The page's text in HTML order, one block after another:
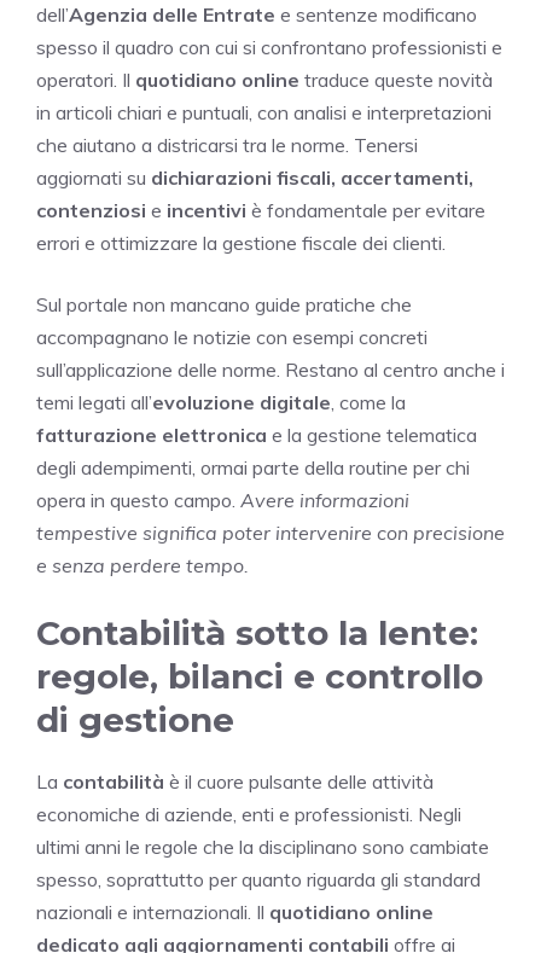
dell’Agenzia delle Entrate e sentenze modificano
spesso il quadro con cui si confrontano professionisti e
operatori. Il quotidiano online traduce queste novità
in articoli chiari e puntuali, con analisi e interpretazioni
che aiutano a districarsi tra le norme. Tenersi
aggiornati su dichiarazioni fiscali, accertamenti,
contenziosi e incentivi è fondamentale per evitare
errori e ottimizzare la gestione fiscale dei clienti.
Sul portale non mancano guide pratiche che
accompagnano le notizie con esempi concreti
sull’applicazione delle norme. Restano al centro anche i
temi legati all’evoluzione digitale , come la
fatturazione elettronica e la gestione telematica
degli adempimenti, ormai parte della routine per chi
opera in questo campo. Avere informazioni
tempestive significa poter intervenire con precisione
e senza perdere tempo.
Contabilità sotto la lente:
regole, bilanci e controllo
di gestione
La contabilità è il cuore pulsante delle attività
economiche di aziende, enti e professionisti. Negli
ultimi anni le regole che la disciplinano sono cambiate
spesso, soprattutto per quanto riguarda gli standard
nazionali e internazionali. Il quotidiano online
dedicato agli aggiornamenti contabili offre ai